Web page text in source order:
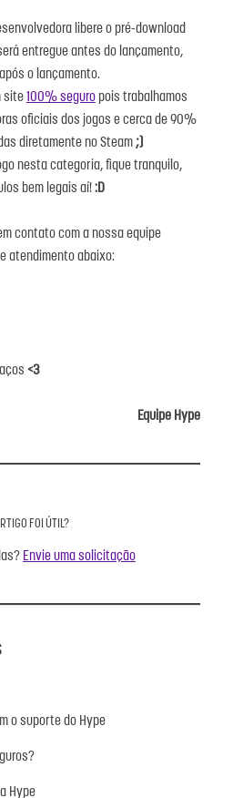
libere o pré-download
entregue antes do lançamento,
o lançamento.
site100% seguropois trabalhamos
oficiais dos jogos e cerca de 90%
diretamente no Steam;)
nesta categoria, fique tranquilo,
bem legais aí!:D
contato com a nossa equipe
atendimento abaixo:
<3
Equipe Hype
FOI ÚTIL?
Envie uma solicitação
o suporte do Hype
Hype